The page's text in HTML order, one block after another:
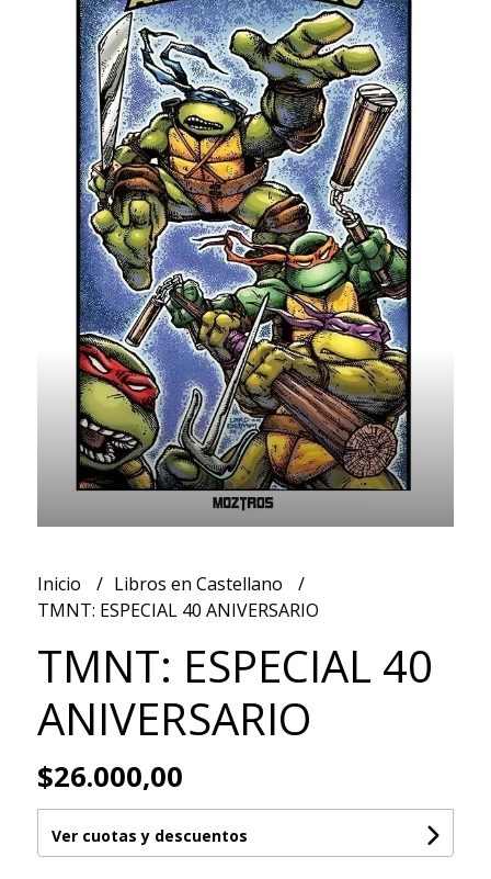
Inicio
Libros en Castellano
TMNT: ESPECIAL 40 ANIVERSARIO
TMNT: ESPECIAL 40
ANIVERSARIO
$26.000,00
Ver cuotas y descuentos